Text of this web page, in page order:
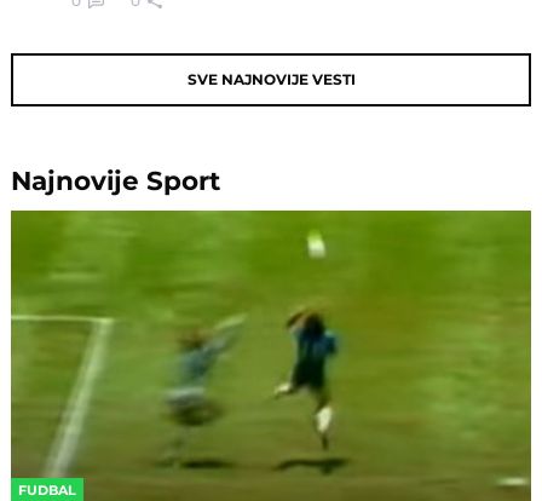
SVE NAJNOVIJE VESTI
NajnovijeSport
FUDBAL